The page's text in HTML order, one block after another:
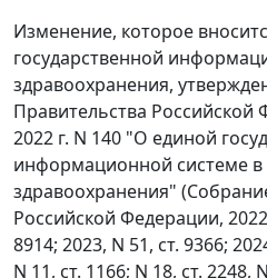
Изменение, которое
государственной
здравоохранения,
Правительства Российской
2022 г. N 140 "О единой
информационной системе в
здравоохранения"
Российской Федерации,
8914; 2023, N 51, ст. 9366;
N 11, ст. 1166; N 18, ст. 2248,